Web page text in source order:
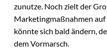
zunutze. Noch zielt der
Marketingmaßnahmen auf
könnte sich bald ändern,
dem Vormarsch.